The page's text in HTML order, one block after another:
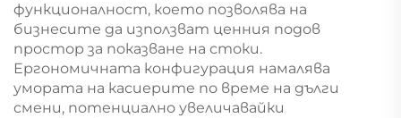
функционалност, което позволява на
бизнесите да използват ценния подов
простор за показване на стоки.
Ергономичната конфигурация намалява
умората на касиерите по време на дълги
смени, потенциално увеличавайки